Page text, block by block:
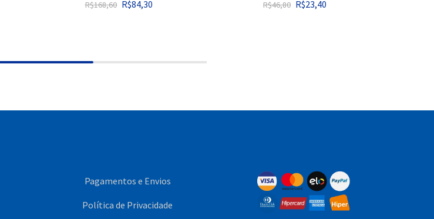
R$168,60 R$84,30 R$46,80 R$23,40
Pagamentos e Envios
Política de Privacidade